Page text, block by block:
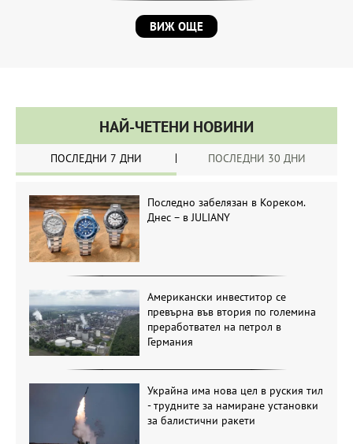
ВИЖ ОЩЕ
НАЙ-ЧЕТЕНИ НОВИНИ
ПОСЛЕДНИ 7 ДНИ ПОСЛЕДНИ 30 ДНИ
Последно забелязан в Кореком.
Днес – в JULIANY
Американски инвеститор се
превърна във втория по големина
преработвател на петрол в
Германия
Украйна има нова цел в руския тил
- трудните за намиране установки
за балистични ракети